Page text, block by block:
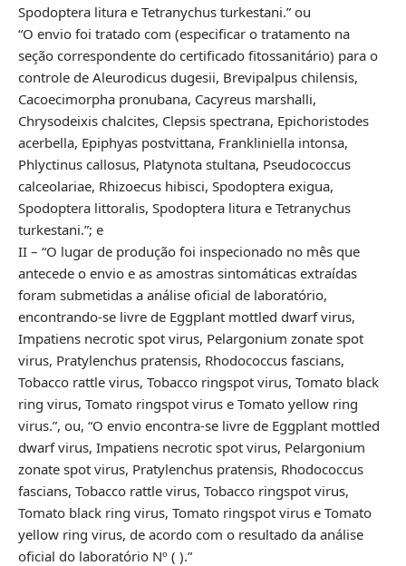
Spodoptera litura e Tetranychus turkestani.” ou
“O envio foi tratado com (especificar o tratamento na
seção correspondente do certificado fitossanitário) para o
controle de Aleurodicus dugesii, Brevipalpus chilensis,
Cacoecimorpha pronubana, Cacyreus marshalli,
Chrysodeixis chalcites, Clepsis spectrana, Epichoristodes
acerbella, Epiphyas postvittana, Frankliniella intonsa,
Phlyctinus callosus, Platynota stultana, Pseudococcus
calceolariae, Rhizoecus hibisci, Spodoptera exigua,
Spodoptera littoralis, Spodoptera litura e Tetranychus
turkestani.”; e
II – “O lugar de produção foi inspecionado no mês que
antecede o envio e as amostras sintomáticas extraídas
foram submetidas a análise oficial de laboratório,
encontrando-se livre de Eggplant mottled dwarf virus,
Impatiens necrotic spot virus, Pelargonium zonate spot
virus, Pratylenchus pratensis, Rhodococcus fascians,
Tobacco rattle virus, Tobacco ringspot virus, Tomato black
ring virus, Tomato ringspot virus e Tomato yellow ring
virus.”, ou, “O envio encontra-se livre de Eggplant mottled
dwarf virus, Impatiens necrotic spot virus, Pelargonium
zonate spot virus, Pratylenchus pratensis, Rhodococcus
fascians, Tobacco rattle virus, Tobacco ringspot virus,
Tomato black ring virus, Tomato ringspot virus e Tomato
yellow ring virus, de acordo com o resultado da análise
oficial do laboratório Nº ( ).”